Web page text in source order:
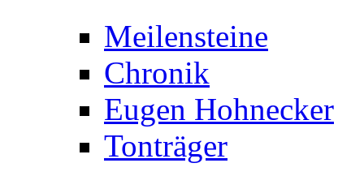
Meilensteine
Chronik
Eugen Hohnecker
Tonträger